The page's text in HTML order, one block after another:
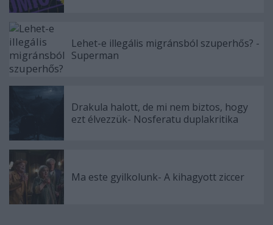
Lehet-e illegális migránsból szuperhős? -
Superman
Drakula halott, de mi nem biztos, hogy
ezt élvezzük- Nosferatu duplakritika
Ma este gyilkolunk- A kihagyott ziccer